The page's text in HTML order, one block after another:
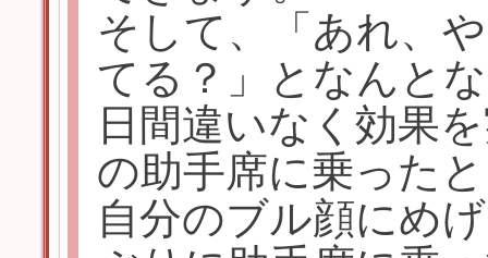
そして、「あれ、
てる？」となんと
日間違いなく効果
の助手席に乗った
自分のブル顔にめ